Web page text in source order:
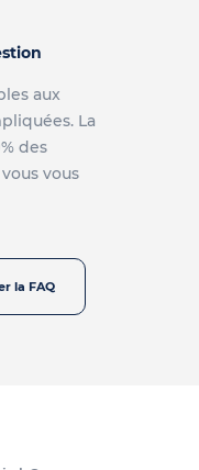
aux
La
des
vous
la FAQ